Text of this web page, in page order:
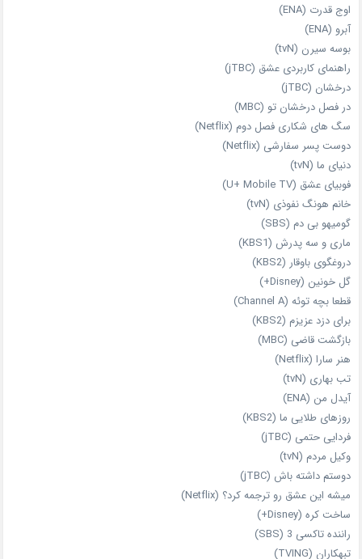
اوج قدرت (ENA)
آبرو (ENA)
بوسه سیرن (tvN)
راهنمای کاربردی عشق (jTBC)
درخشان (jTBC)
در فصل درخشان تو (MBC)
سگ های شکاری فصل دوم (Netflix)
دوست‌ پسر سفارشی (Netflix)
دنیای ما (tvN)
فوبیای عشق (U+ Mobile TV)
خانم هونگ نفوذی (tvN)
گومیهو بی دم (SBS)
ماری و سه پدرش (KBS1)
دروغگوی باوقار (KBS2)
گل خونین (Disney+)
قطعا بچه توئه (Channel A)
برای دزد عزیزم (KBS2)
بازگشت قاضی (MBC)
هنر سارا (Netflix)
تب بهاری (tvN)
آیدل من (ENA)
روزهای طلایی ما (KBS2)
فردایی حتمی (jTBC)
وکیل مردم (tvN)
دوستم داشته باش (jTBC)
میشه این عشق رو ترجمه کرد؟ (Netflix)
ساخت کره (Disney+)
راننده تاکسی 3 (SBS)
تبهکاران (TVING)